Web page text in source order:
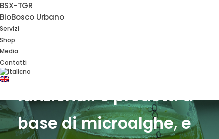
BSX-TGR
BioBosco Urbano
Servizi
Shop
Media
Contatti
reali.
forniamo
funzionali e prodotti a
base di microalghe, e